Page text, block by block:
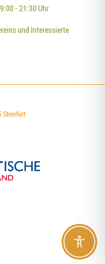
- 21:30 Uhr
und Interessierte
Steinfurt